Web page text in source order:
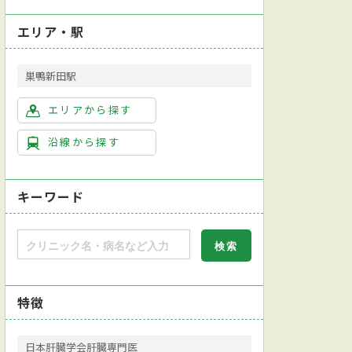
エリア・駅
巣鴨新田駅
エリアから探す
沿線から探す
キーワード
特徴
日本肝臓学会肝臓専門医